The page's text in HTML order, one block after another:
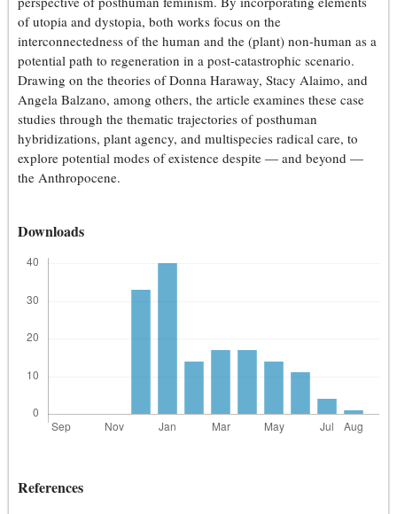
of utopia and dystopia, both works focus on the
interconnectedness of the human and the (plant) non-human as a
potential path to regeneration in a post-catastrophic scenario.
Drawing on the theories of Donna Haraway, Stacy Alaimo, and
Angela Balzano, among others, the article examines these case
studies through the thematic trajectories of posthuman
hybridizations, plant agency, and multispecies radical care, to
explore potential modes of existence despite — and beyond —
the Anthropocene.
Downloads
References